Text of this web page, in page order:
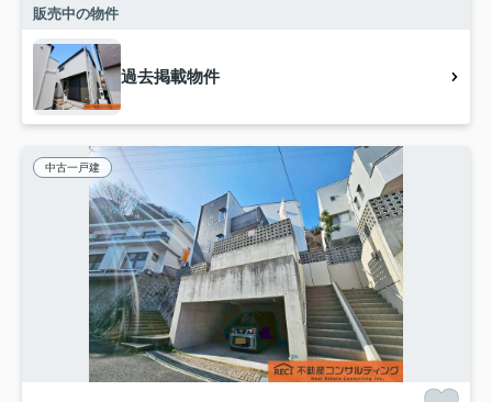
販売中の物件
過去掲載物件
中古一戸建